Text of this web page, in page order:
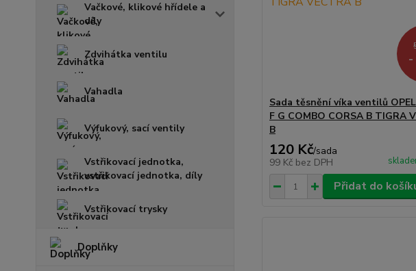
Vačkové, klikové hřídele a
díly
Zdvihátka ventilu
Vahadla
Výfukový, sací ventily
Vstřikovací jednotka,
vstřikovací jednotka, díly
Vstřikovací trysky
Doplňky
-
Sada těsnění víka ventilů
F G COMBO CORSA B TIGRA
B
120 Kč/sada
99 Kč bez DPH
Přidat do